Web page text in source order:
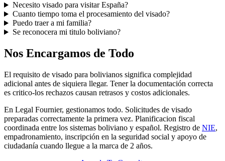
Necesito visado para visitar España?
Cuanto tiempo toma el procesamiento del visado?
Puedo traer a mi familia?
Se reconocera mi titulo boliviano?
Nos Encargamos de Todo
El requisito de visado para bolivianos significa complejidad
adicional antes de siquiera llegar. Tener la documentación correcta
es critico-los rechazos causan retrasos y costos adicionales.
En Legal Fournier, gestionamos todo. Solicitudes de visado
preparadas correctamente la primera vez. Planificacion fiscal
coordinada entre los sistemas boliviano y español. Registro de NIE,
empadronamiento, inscripción en la seguridad social y apoyo de
ciudadanía cuando llegue a la marca de 2 años.